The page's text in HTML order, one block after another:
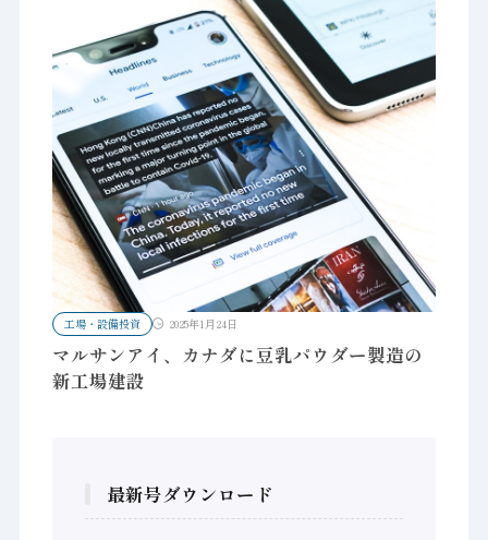
工場・設備投資 2025年1月24日
マルサンアイ、カナダに豆乳パウダー製造の
新工場建設
最新号ダウンロード